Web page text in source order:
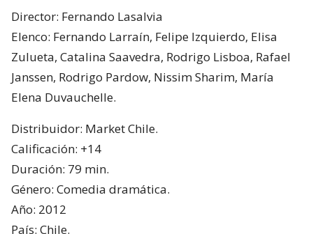
Director: Fernando Lasalvia
Elenco: Fernando Larraín, Felipe Izquierdo, Elisa
Zulueta, Catalina Saavedra, Rodrigo Lisboa, Rafael
Janssen, Rodrigo Pardow, Nissim Sharim, María
Elena Duvauchelle.
Distribuidor: Market Chile.
Calificación: +14
Duración: 79 min.
Género: Comedia dramática.
Año: 2012
País: Chile.